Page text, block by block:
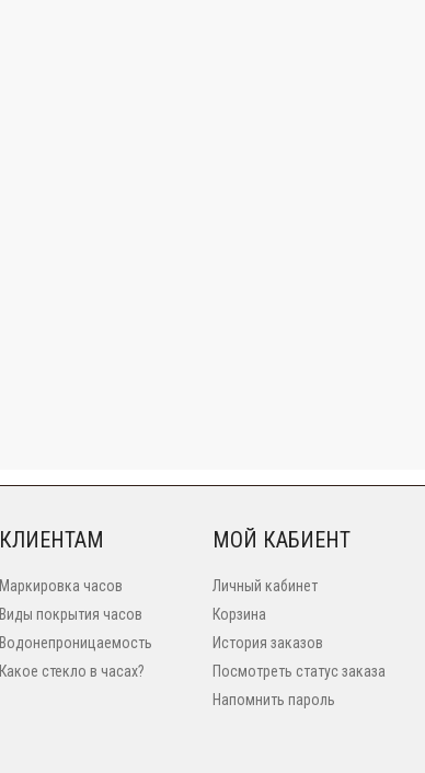
КЛИЕНТАМ
Маркировка часов
Виды покрытия часов
Водонепроницаемость
Какое стекло в часах?
МОЙ КАБИЕНТ
Личный кабинет
Корзина
История заказов
Посмотреть статус заказа
Напомнить пароль